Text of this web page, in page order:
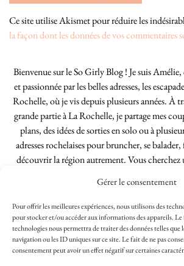
Gérer le consentement
Pour offrir les meilleures expériences, nous utilisons des
pour stocker et/ou accéder aux informations des appareils. Le
technologies nous permettra de traiter des données telles
navigation ou les ID uniques sur ce site. Le fait de ne pas
consentement peut avoir un effet négatif sur certaines
Ce site utilise Akismet pour réduire les
la façon dont les données de vos commentaires
Bienvenue sur le So Girly Blog ! Je suis
et passionnée par les belles adresses, les
Rochelle, où je vis depuis plusieurs années. À
grande partie à La Rochelle, je partage mes
plans, des idées de sorties en solo ou à
adresses rochelaises pour bruncher, se
découvrir la région autrement. Vous
Rochelle, tenu par une locale ? Vous êtes au
soyez Rochelais·e ou de passage dans notre
articles vous aideront à profiter de La
initié·e. !